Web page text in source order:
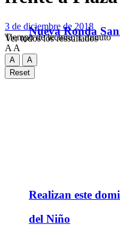
Nueva Ronda
Realizan este
del Niño
Ver todos los ressultados
3 de diciembre de 2018
Tiempo de lectura: 1 minuto
A A
A
A
Reset